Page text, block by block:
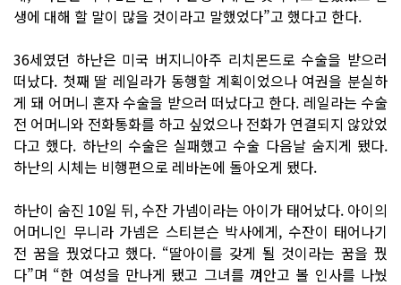
생에 대해 할 말이 많을 것이라고 말했었다”고 했다고 한다.
36세였던 하난은 미국 버지니아주 리치몬드로 수술을 받으러
떠났다. 첫째 딸 레일라가 동행할 계획이었으나 여권을 분실하
게 돼 어머니 혼자 수술을 받으러 떠났다고 한다. 레일라는 수술
전 어머니와 전화통화를 하고 싶었으나 전화가 연결되지 않았었
다고 했다. 하난의 수술은 실패했고 수술 다음날 숨지게 됐다.
하난의 시체는 비행편으로 레바논에 돌아오게 됐다.
하난이 숨진 10일 뒤, 수잔 가넴이라는 아이가 태어났다. 아이의
어머니인 무니라 가넴은 스티븐슨 박사에게, 수잔이 태어나기
전 꿈을 꿨었다고 했다. “딸아이를 갖게 될 것이라는 꿈을 꿨
다”며 “한 여성을 만나게 됐고 그녀를 껴안고 볼 인사를 나눴